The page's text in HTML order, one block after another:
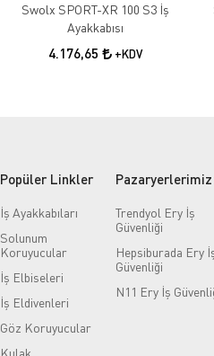
Swolx SPORT-XR 100 S3 İş
Ayakkabısı
4.176,65 +KDV
Popüler Linkler
İş Ayakkabıları
Solunum
Koruyucular
İş Elbiseleri
İş Eldivenleri
Göz Koruyucular
Kulak
Pazaryerlerimiz
Trendyol Ery İş
Güvenliği
Hepsiburada Ery
Güvenliği
N11 Ery İş